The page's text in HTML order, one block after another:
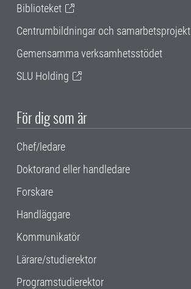
Biblioteket
Centrumbildningar och samarbetsprojekt
Gemensamma verksamhetsstödet
SLU Holding
För dig som är
Chef/ledare
Doktorand eller handledare
Forskare
Handläggare
Kommunikatör
Lärare/studierektor
Programstudierektor